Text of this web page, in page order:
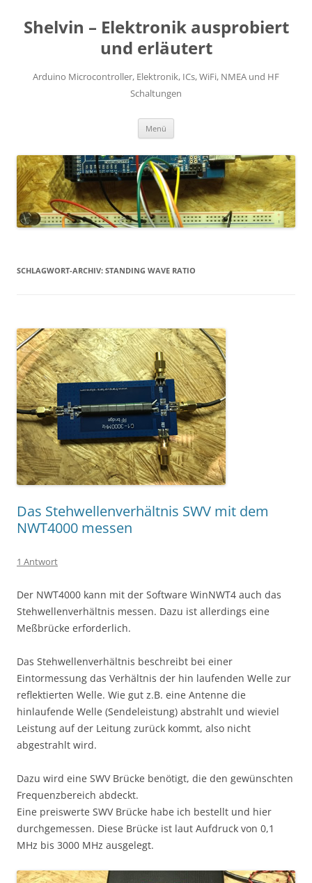
springen
Shelvin – Elektronik ausprobiert
und erläutert
Arduino Microcontroller, Elektronik, ICs, WiFi, NMEA und HF
Schaltungen
Menü
SCHLAGWORT-ARCHIV: STANDING WAVE RATIO
Das Stehwellenverhältnis SWV mit dem
NWT4000 messen
1 Antwort
Der NWT4000 kann mit der Software WinNWT4 auch das
Stehwellenverhältnis messen. Dazu ist allerdings eine
Meßbrücke erforderlich.
Das Stehwellenverhältnis beschreibt bei einer
Eintormessung das Verhältnis der hin laufenden Welle zur
reflektierten Welle. Wie gut z.B. eine Antenne die
hinlaufende Welle (Sendeleistung) abstrahlt und wieviel
Leistung auf der Leitung zurück kommt, also nicht
abgestrahlt wird.
Dazu wird eine SWV Brücke benötigt, die den gewünschten
Frequenzbereich abdeckt.
Eine preiswerte SWV Brücke habe ich bestellt und hier
durchgemessen. Diese Brücke ist laut Aufdruck von 0,1
MHz bis 3000 MHz ausgelegt.